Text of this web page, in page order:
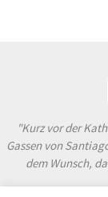
"Kurz vor der
Gassen von
dem Wunsch,